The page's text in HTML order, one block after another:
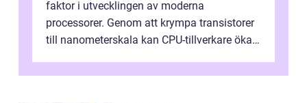
faktor i utvecklingen av moderna
processorer. Genom att krympa transistorer
till nanometerskala kan CPU-tillverkare öka